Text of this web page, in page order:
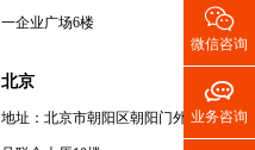
一企业广场6楼
北京
地址：北京市朝阳区朝阳门外大街20

微信咨询

业务咨询